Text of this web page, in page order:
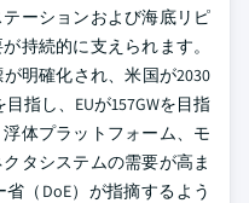
ーションおよび海底リピ
持続的に支えられます。
明確化され、米国が2030
指し、EUが157GWを目指
体プラットフォーム、モ
タシステムの需要が高ま
（DoE）が指摘するよう